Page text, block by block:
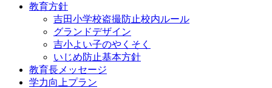
教育方針
吉田小学校盗撮防止校内ルール
グランドデザイン
吉小よい子のやくそく
いじめ防止基本方針
教育長メッセージ
学力向上プラン